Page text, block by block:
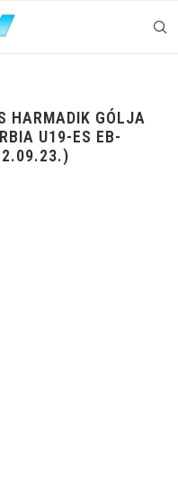
HARMADIK GÓLJA
U19-ES EB-